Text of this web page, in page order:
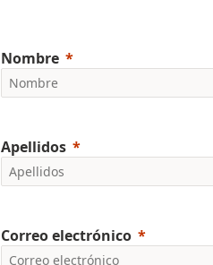
Nombre
Apellidos
Correo electrónico